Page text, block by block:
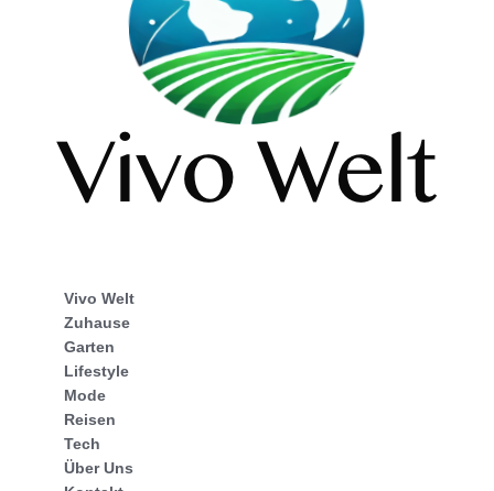
Vivo Welt
Zuhause
Garten
Lifestyle
Mode
Reisen
Tech
Über Uns